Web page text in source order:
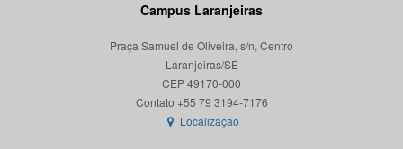
Campus Laranjeiras
Praça Samuel de Oliveira, s/n, Centro
Laranjeiras/SE
CEP 49170-000
Localização